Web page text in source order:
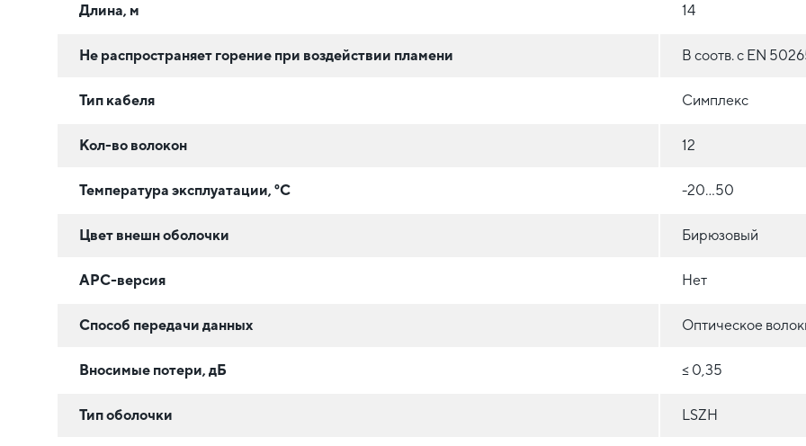
Длина, м 14
Не распространяет горение при воздействии пламени В соотв. с EN
Тип кабеля Симплекс
Кол-во волокон 12
Температура эксплуатации, °C -20...50
Цвет внешн оболочки Бирюзовый
APC-версия Нет
Способ передачи данных Оптическое
Вносимые потери, дБ ≤ 0,35
Тип оболочки LSZH